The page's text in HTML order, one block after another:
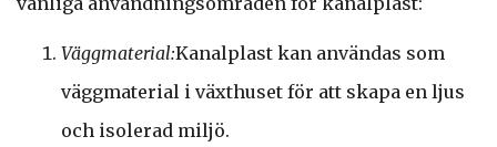
Väggmaterial:Kanalplast kan användas som
väggmaterial i växthuset för att skapa en ljus
och isolerad miljö.